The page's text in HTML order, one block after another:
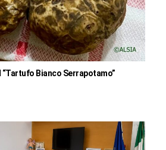
Bianco Serrapotamo”